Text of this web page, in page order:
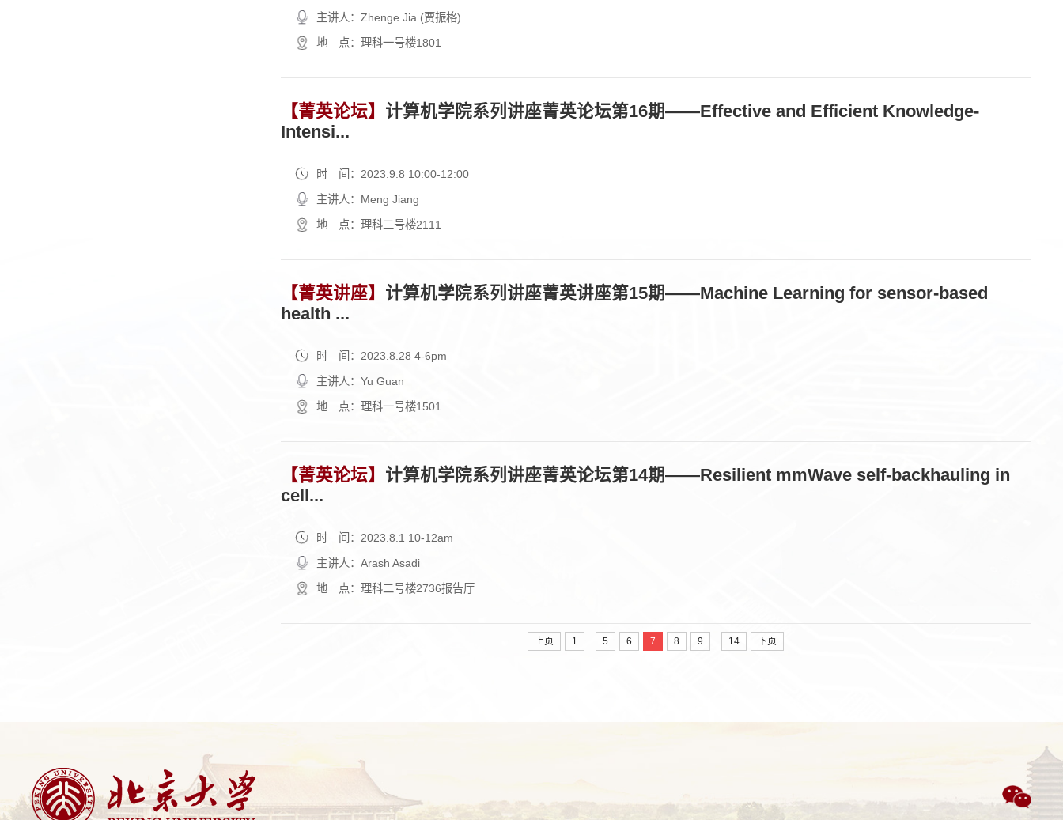
主讲人：Zhenge Jia (贾振格)
地 点：理科一号楼1801
【菁英论坛】 计算机学院系列讲座菁英论坛第16期——Effective and Efficient Knowledge-
Intensi...
时 间：2023.9.8 10:00-12:00
主讲人：Meng Jiang
地 点：理科二号楼2111
【菁英讲座】 计算机学院系列讲座菁英讲座第15期——Machine Learning for sensor-based
health ...
时 间：2023.8.28 4-6pm
主讲人：Yu Guan
地 点：理科一号楼1501
【菁英论坛】 计算机学院系列讲座菁英论坛第14期——Resilient mmWave self-backhauling in
cell...
时 间：2023.8.1 10-12am
主讲人：Arash Asadi
地 点：理科二号楼2736报告厅
上页 1 5 6 7 8 9 14 下页